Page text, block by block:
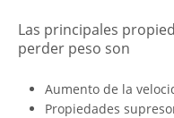
Las principales
perder peso son
Aumento de la
Propiedades